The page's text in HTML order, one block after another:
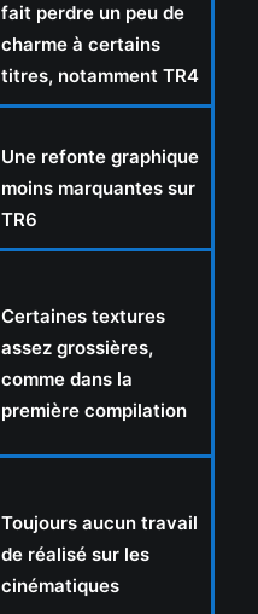
fait perdre un peu de
charme à certains
titres, notamment TR4
Une refonte graphique
moins marquantes sur
TR6
Certaines textures
assez grossières,
comme dans la
première compilation
Toujours aucun travail
de réalisé sur les
cinématiques